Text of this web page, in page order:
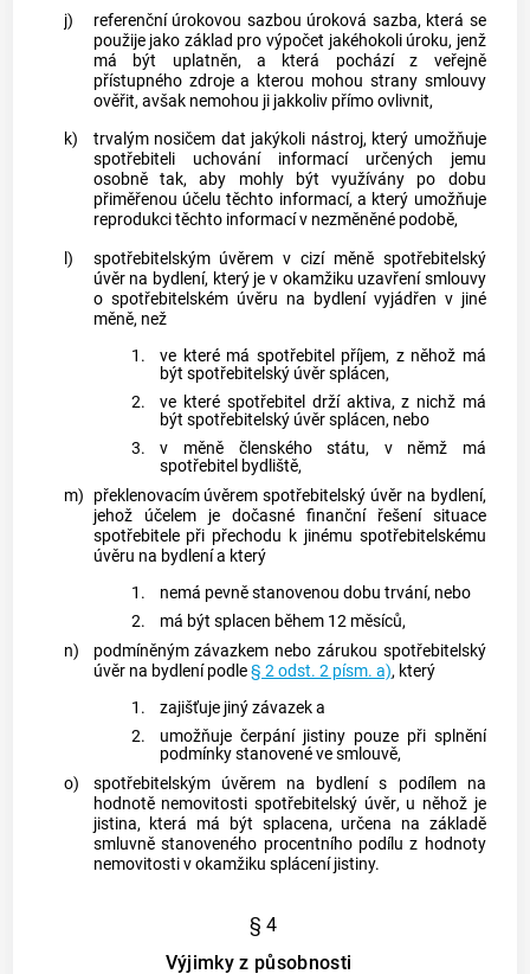
j)
referenční úrokovou sazbou úroková sazba, která se
použije jako základ pro výpočet jakéhokoli úroku, jenž
má být uplatněn, a která pochází z veřejně
přístupného zdroje a kterou mohou strany smlouvy
ověřit, avšak nemohou ji jakkoliv přímo ovlivnit,
k)
trvalým nosičem dat jakýkoli nástroj, který umožňuje
spotřebiteliuchování informací určených jemu
osobně tak, aby mohly být využívány po dobu
přiměřenou účelu těchto informací, a který umožňuje
reprodukci těchto informací v nezměněné podobě,
l)
spotřebitelským úvěrem v cizí měně spotřebitelský
úvěrna bydlení, který je v okamžiku uzavření smlouvy
o spotřebitelském úvěru na bydlení vyjádřen v jiné
měně, než
1.
ve které má spotřebitel příjem, z něhož má
býtspotřebitelský úvěrsplácen,
2.
ve které spotřebitel drží aktiva, z nichž má
býtspotřebitelský úvěrsplácen, nebo
3.
v měně členského státu, v němž má
spotřebitel bydliště,
m) překlenovacím úvěrem spotřebitelský úvěr na bydlení,
jehož účelem je dočasné finanční řešení situace
spotřebitelepři přechodu k jinému spotřebitelskému
úvěru na bydlení a který
1.
nemá pevně stanovenou dobu trvání, nebo
2.
má být splacen během 12 měsíců,
n)
podmíněným závazkem nebo zárukou spotřebitelský
úvěrna bydlení podle§ 2 odst. 2 písm. a), který
1.
zajišťuje jiný závazek a
2.
umožňuje čerpání jistiny pouze při splnění
podmínky stanovené ve smlouvě,
o)
spotřebitelským úvěremna bydlení s podílem na
hodnotě nemovitostispotřebitelský úvěr, u něhož je
jistina, která má být splacena, určena na základě
smluvně stanoveného procentního podílu z hodnoty
nemovitosti v okamžiku splácení jistiny.
§ 4
Výjimky z působnosti